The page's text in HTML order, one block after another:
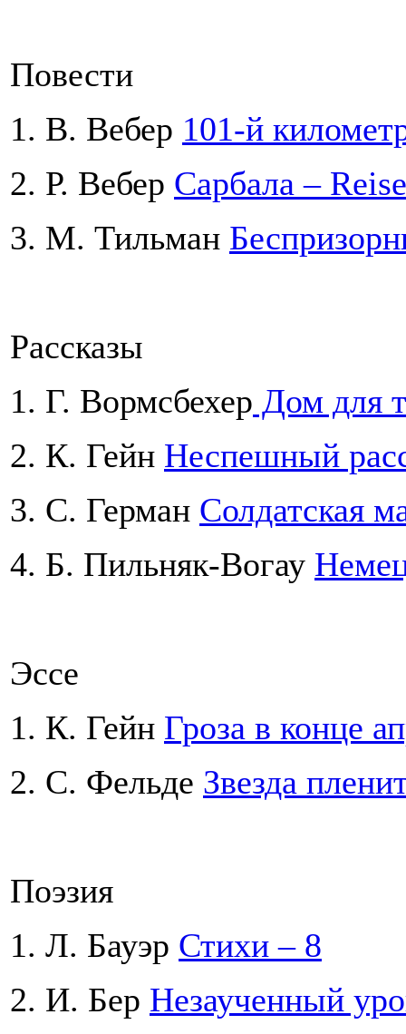
Повести
1. В. Вебер 101-й
2. Р. Вебер Сарбала –
3. М. Тильман
Рассказы
1. Г. Вормсбехер Дом для
2. К. Гейн Неспешный
3. С. Герман Солдатская
4. Б. Пильняк-Вогау
Эссе
1. К. Гейн Гроза в конце
2. С. Фельде Звезда
Поэзия
1. Л. Бауэр Стихи – 8
2. И. Бер Незаученный